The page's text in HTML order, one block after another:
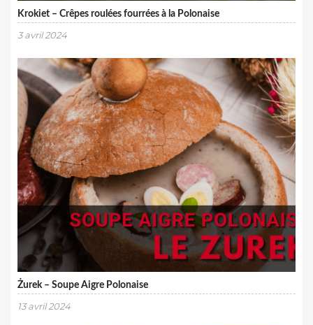
Krokiet – Crêpes roulées fourrées à la Polonaise
3 avril 2024
Żurek – Soupe Aigre Polonaise
13 avril 2024